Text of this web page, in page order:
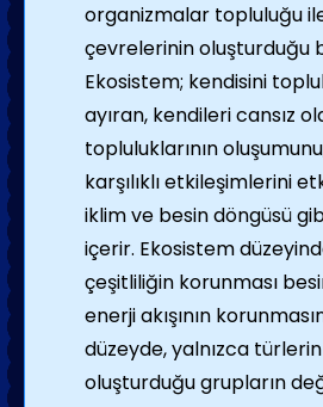
organizmalar topluluğu
çevrelerinin oluşturduğu
Ekosistem; kendisini
ayıran, kendileri cansız
topluluklarının
karşılıklı etkileşimlerini
iklim ve besin döngüsü
içerir. Ekosistem
çeşitliliğin korunması
enerji akışının
düzeyde, yalnızca
oluşturduğu grupların